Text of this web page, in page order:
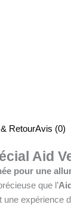
RetourAvis (0)
Aid
pour une
que l’
expérience